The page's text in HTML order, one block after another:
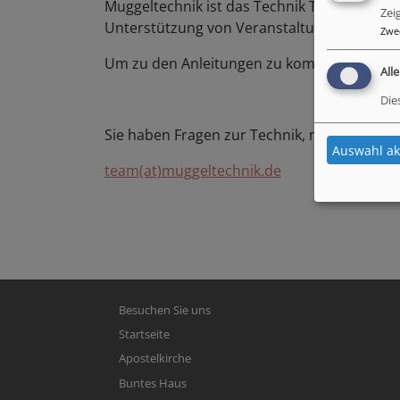
Muggeltechnik ist das Technik Team im
Unterstützung von Veranstaltungen und
Um zu den Anleitungen zu kommenklicken
Sie haben Fragen zur Technik, melden sie
team(at)muggeltechnik.de
Hauptnavigation
Besuchen Sie uns
Startseite
Apostelkirche
Buntes Haus
Auswahl